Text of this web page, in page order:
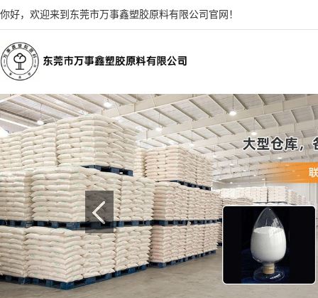
你好，欢迎来到东莞市万事鑫塑胶原料有限公司官网！